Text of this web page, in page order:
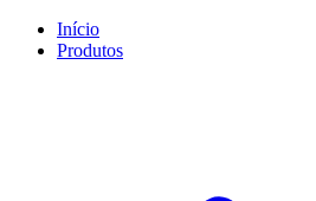
Início
Produtos